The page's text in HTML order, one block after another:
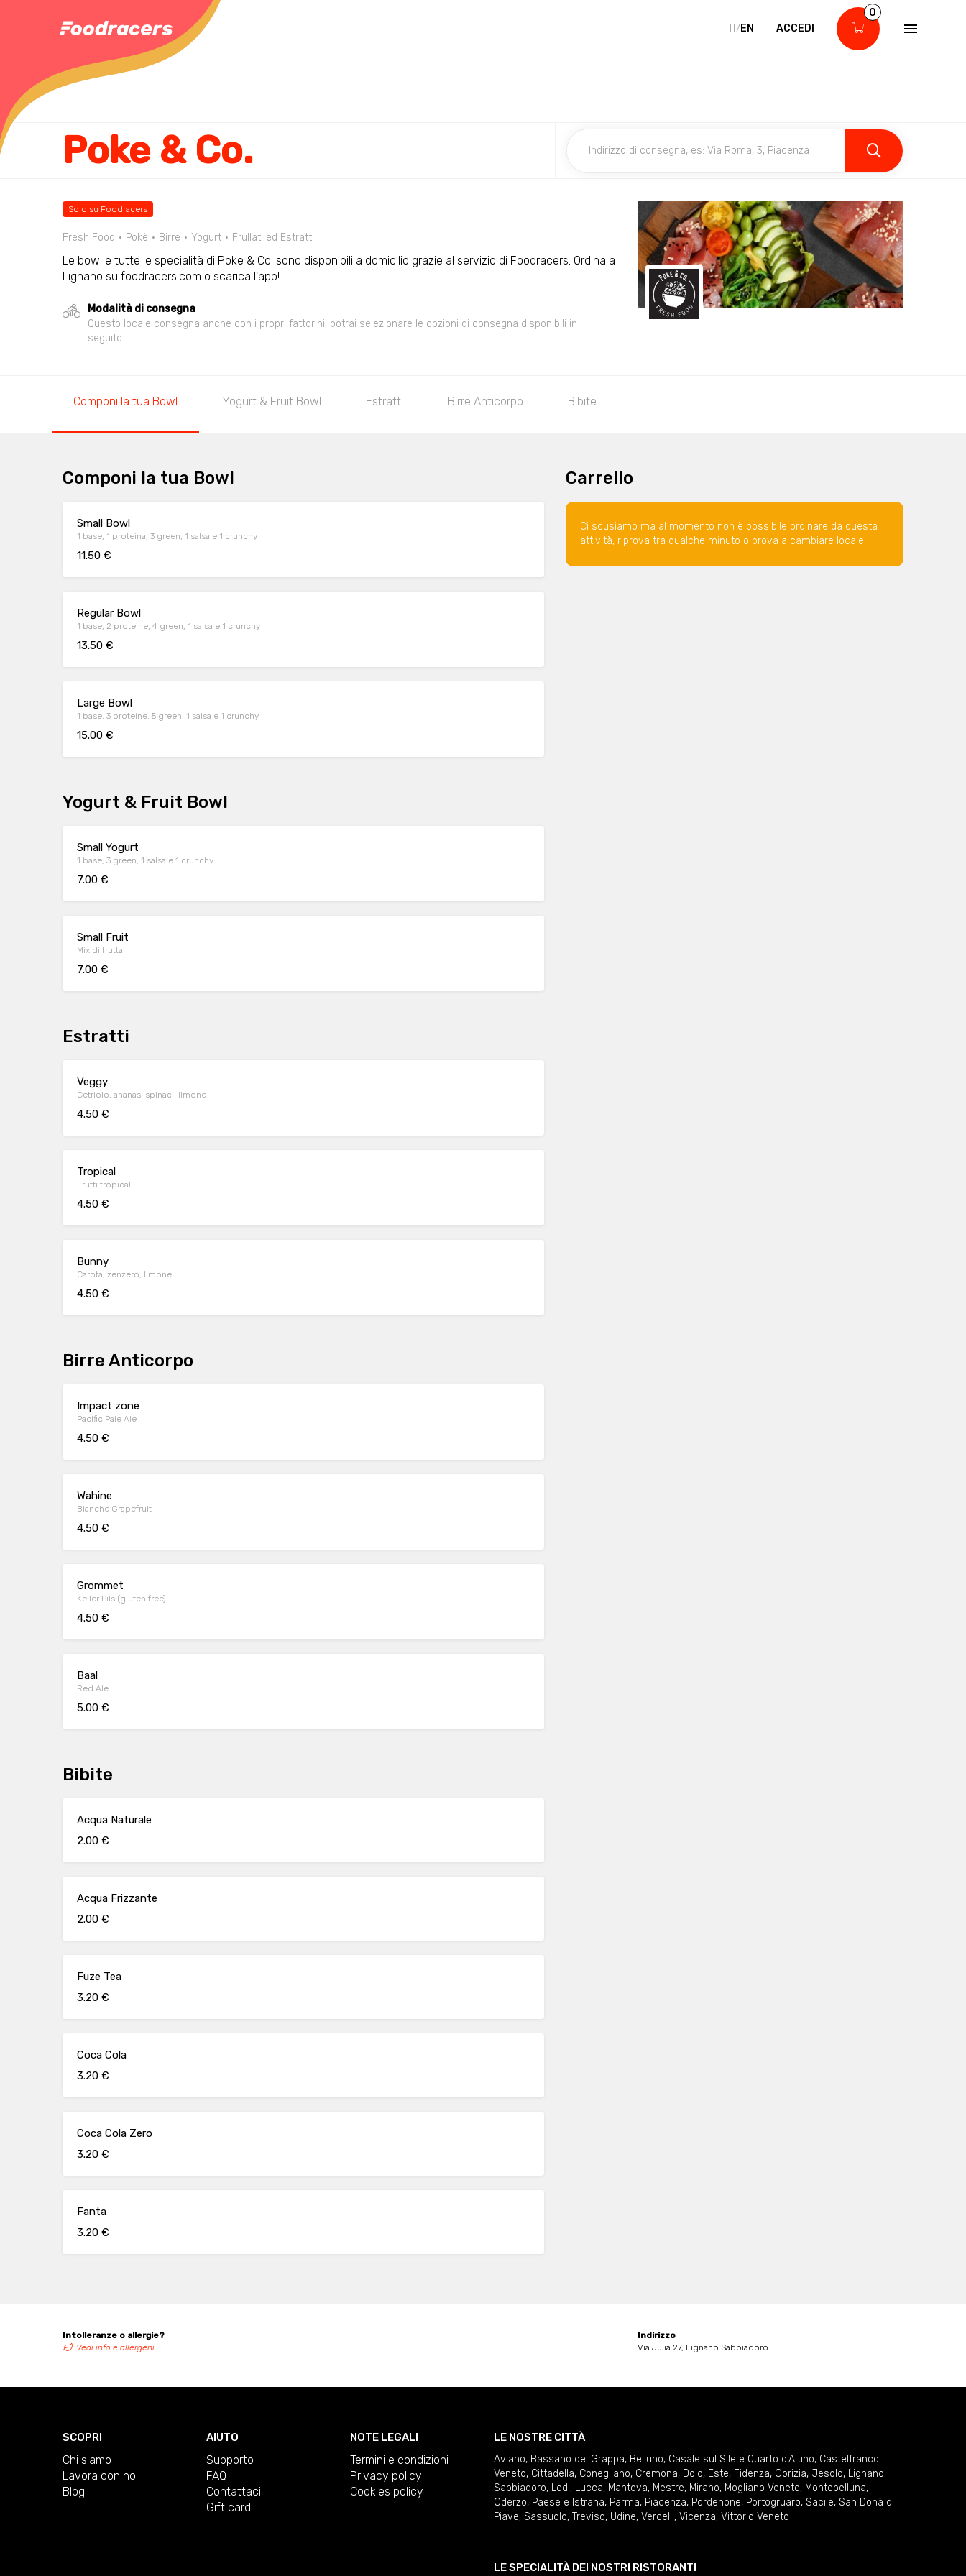
IT/EN ACCEDI
0
Poke & Co.
Solo su Foodracers
Fresh Food Pokè Birre Yogurt Frullati ed Estratti
Le bowl e tutte le specialità di Poke & Co. sono disponibili a domicilio grazie al servizio di Foodracers. Ordina a
Lignano su foodracers.com o scarica l'app!
Modalità di consegna
Questo locale consegna anche con i propri fattorini, potrai selezionare le opzioni di consegna disponibili in
seguito.
Componi la tua Bowl Yogurt & Fruit Bowl Estratti Birre Anticorpo Bibite
Componi la tua Bowl
Small Bowl
1 base, 1 proteina, 3 green, 1 salsa e 1 crunchy
11.50 €
Regular Bowl
1 base, 2 proteine, 4 green, 1 salsa e 1 crunchy
13.50 €
Large Bowl
1 base, 3 proteine, 5 green, 1 salsa e 1 crunchy
15.00 €
Yogurt & Fruit Bowl
Small Yogurt
1 base, 3 green, 1 salsa e 1 crunchy
7.00 €
Small Fruit
Mix di frutta
7.00 €
Estratti
Veggy
Cetriolo, ananas, spinaci, limone
4.50 €
Tropical
Frutti tropicali
4.50 €
Bunny
Carota, zenzero, limone
4.50 €
Birre Anticorpo
Impact zone
Pacific Pale Ale
4.50 €
Wahine
Blanche Grapefruit
4.50 €
Grommet
Keller Pils (gluten free)
4.50 €
Baal
Red Ale
5.00 €
Bibite
Acqua Naturale
2.00 €
Acqua Frizzante
2.00 €
Fuze Tea
3.20 €
Coca Cola
3.20 €
Coca Cola Zero
3.20 €
Fanta
3.20 €
Carrello
Ci scusiamo ma al momento non è possibile ordinare da questa
attività, riprova tra qualche minuto o prova a cambiare locale.
Intolleranze o allergie?
Vedi info e allergeni
Indirizzo
Via Julia 27, Lignano Sabbiadoro
SCOPRI
Chi siamo
Lavora con noi
Blog
AIUTO
Supporto
FAQ
Contattaci
Gift card
NOTE LEGALI
Termini e condizioni
Privacy policy
Cookies policy
LE NOSTRE CITTÀ
Aviano, Bassano del Grappa, Belluno, Casale sul Sile e Quarto d'Altino, Castelfranco
Veneto, Cittadella, Conegliano, Cremona, Dolo, Este, Fidenza, Gorizia, Jesolo, Lignano
Sabbiadoro, Lodi, Lucca, Mantova, Mestre, Mirano, Mogliano Veneto, Montebelluna,
Oderzo, Paese e Istrana, Parma, Piacenza, Pordenone, Portogruaro, Sacile, San Donà di
Piave, Sassuolo, Treviso, Udine, Vercelli, Vicenza, Vittorio Veneto
LE SPECIALITÀ DEI NOSTRI RISTORANTI